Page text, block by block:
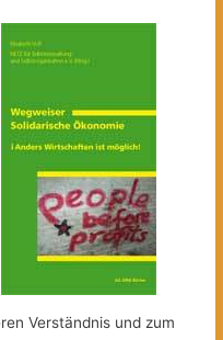
Verständnis und zum